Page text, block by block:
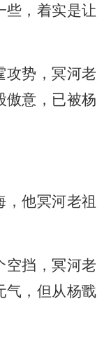
些，着实是让
攻势，冥河老
傲意，已被杨
，他冥河老祖
空挡，冥河老
气，但从杨戬